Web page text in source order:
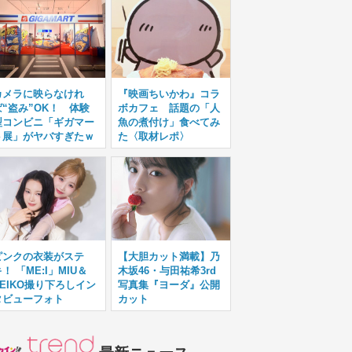
メラに映らなけれ
“盗み”OK！ 体験
コンビニ「ギガマー
展」がヤバすぎたｗ
『映画ちいかわ』コラ
ボカフェ 話題の「人
魚の煮付け」食べてみ
た〈取材レポ〉
ンクの衣装がステ
！ 「ME:I」MIU＆
撮り下ろしイン
ビューフォト
【大胆カット満載】乃
木坂46・与田祐希3rd
写真集『ヨーダ』公開
カット